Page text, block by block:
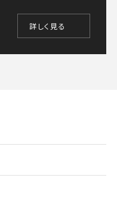
詳しく見る